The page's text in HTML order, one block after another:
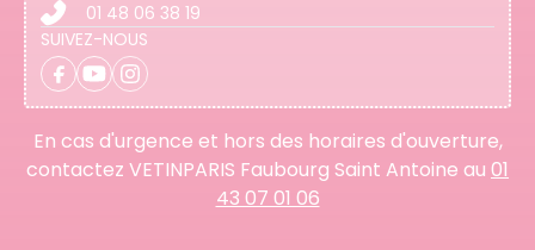
01 48 06 38 19
SUIVEZ-NOUS
En cas d'urgence et hors des horaires d'ouverture,
contactez VETINPARIS Faubourg Saint Antoine au 01
43 07 01 06